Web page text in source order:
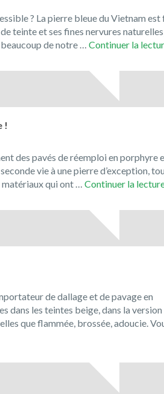
? La pierre bleue du Vietnam
teinte et ses fines nervures
de notre … Continuer la
!
des pavés de réemploi en porphyre
vie à une pierre d’exception,
matériaux qui ont … Continuer la
de dallage et de pavage en
dans les teintes beige, dans la version
que flammée, brossée, adoucie.